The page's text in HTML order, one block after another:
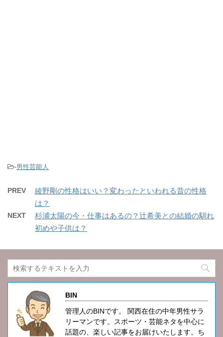
-男性芸能人
PREV
綾野剛の性格はいい？変わったといわれる昔の性格
は？
NEXT
杉浦太陽の今・仕事はあるの？辻希美との結婚の馴れ
初めや子供は？
BIN
管理人のBINです。 関西在住の中年男性サラ
リーマンです。スポーツ・芸能ネタを中心に
話題の、楽しい記事をお届けいたします。ち